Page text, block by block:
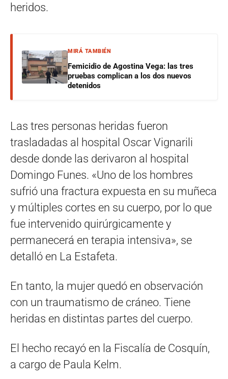
heridos.
MIRÁ TAMBIÉN
Femicidio de Agostina Vega: las tres
pruebas complican a los dos nuevos
detenidos
Las tres personas heridas fueron
trasladadas al hospital Oscar Vignarili
desde donde las derivaron al hospital
Domingo Funes. «Uno de los hombres
sufrió una fractura expuesta en su muñeca
y múltiples cortes en su cuerpo, por lo que
fue intervenido quirúrgicamente y
permanecerá en terapia intensiva», se
detalló en La Estafeta.
En tanto, la mujer quedó en observación
con un traumatismo de cráneo. Tiene
heridas en distintas partes del cuerpo.
El hecho recayó en la Fiscalía de Cosquín,
a cargo de Paula Kelm.